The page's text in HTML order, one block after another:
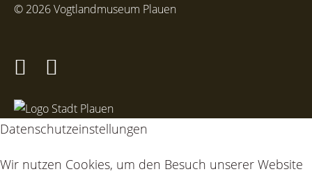
© 2026 Vogtlandmuseum Plauen
Datenschutzeinstellungen
Wir nutzen Cookies, um den Besuch unserer Website